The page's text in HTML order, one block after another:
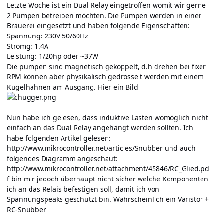
Letzte Woche ist ein Dual Relay eingetroffen womit wir gerne
2 Pumpen betreiben möchten. Die Pumpen werden in einer
Brauerei eingesetzt und haben folgende Eigenschaften:
Spannung: 230V 50/60Hz
Stromg: 1.4A
Leistung: 1/20hp oder ~37W
Die pumpen sind magnetisch gekoppelt, d.h drehen bei fixer
RPM können aber physikalisch gedrosselt werden mit einem
Kugelhahnen am Ausgang. Hier ein Bild:
Nun habe ich gelesen, dass induktive Lasten womöglich nicht
einfach an das Dual Relay angehängt werden sollten. Ich
habe folgenden Artikel gelesen:
http://www.mikrocontroller.net/articles/Snubber und auch
folgendes Diagramm angeschaut:
http://www.mikrocontroller.net/attachment/45846/RC_Glied.pd
fbin mir jedoch überhaupt nicht sicher welche Komponenten
ich an das Relais befestigen soll, damit ich von
Spannungspeaks geschützt bin. Wahrscheinlich ein Varistor +
RC-Snubber.